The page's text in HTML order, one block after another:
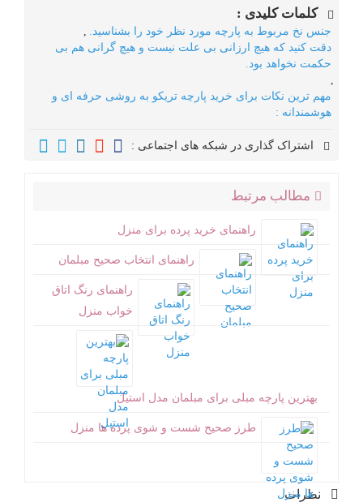
کلمات کلیدی :
جنس نخ مربوط به پارچه مورد نظر خود را بشناسید. ,
دقت کنید که هیچ ارزانی بی علت نیست و هیچ گرانی هم بی
حکمت نخواهد بود.
,
مهم ترین نکات برای خرید پارچه تریکو به روشی حرفه ای و
هوشمندانه :
اشتراک گذاری در شبکه های اجتماعی :
مطالب مرتبط
راهنمای خرید پرده برای منزل
راهنمای انتخاب صحیح مبلمان
راهنمای رنگ اتاق
خواب منزل
بهترین پارچه مبلی برای مبلمان مدل استیل
طرز صحیح شست و شوی پرده ها منزل
نظرات